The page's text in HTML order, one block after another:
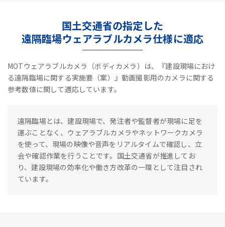
国土交通省の指定した
遠隔臨場ウェアラブルカメラ仕様に適応
MOTウェアラブルカメラ（ボディカメラ）は、『建設現場におけ
る遠隔臨場に関する実施要（案）』動画撮影用のカメラに関する
参考数値に関して適応しています。
遠隔臨場とは、建設現場で、発注者や監督者が現場に足を
運ぶことなく、ウェアラブルカメラやネットワークカメラ
を使って、現場の映像や音声をリアルタイムで確認し、立
会や確認作業を行うことです。国土交通省が推進してお
り、建設現場の効率化や働き方改革の一環として注目され
ています。